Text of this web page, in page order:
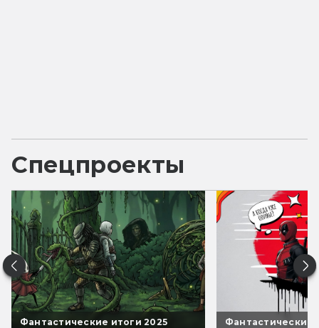
Спецпроекты
Фантастические итоги 2025 Фантастические